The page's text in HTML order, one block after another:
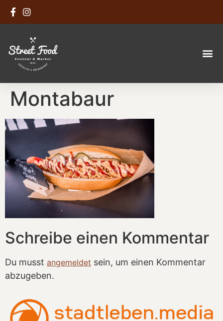
Montabaur
Schreibe einen Kommentar
Du musst angemeldet sein, um einen Kommentar
abzugeben.